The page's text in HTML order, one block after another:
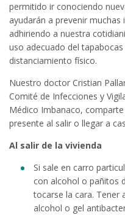
permitido ir conociendo
ayudarán a prevenir
adhiriendo a nuestra
uso adecuado del
distanciamiento físico.
Nuestro doctor Cristian
Comité de Infecciones y
Médico Imbanaco,
presente al salir o llegar a
Al salir de la vivienda
Si sale en carro
con alcohol o pañitos
tocarse la cara. Tener
alcohol o gel